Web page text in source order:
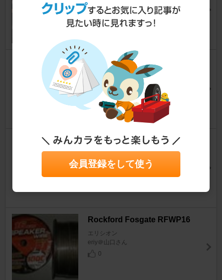
エリシオン
4
0
アラデン 簡単便利につつむカバ
ー ボンネット用K1
エリシオン
だんごパパさん
0
NAPOLEX レイライト05SET+
α
エリシオン
Rockford Fosgate RFWP16
エリシオン
eriy＠山口さん
0
会員登録をして使う